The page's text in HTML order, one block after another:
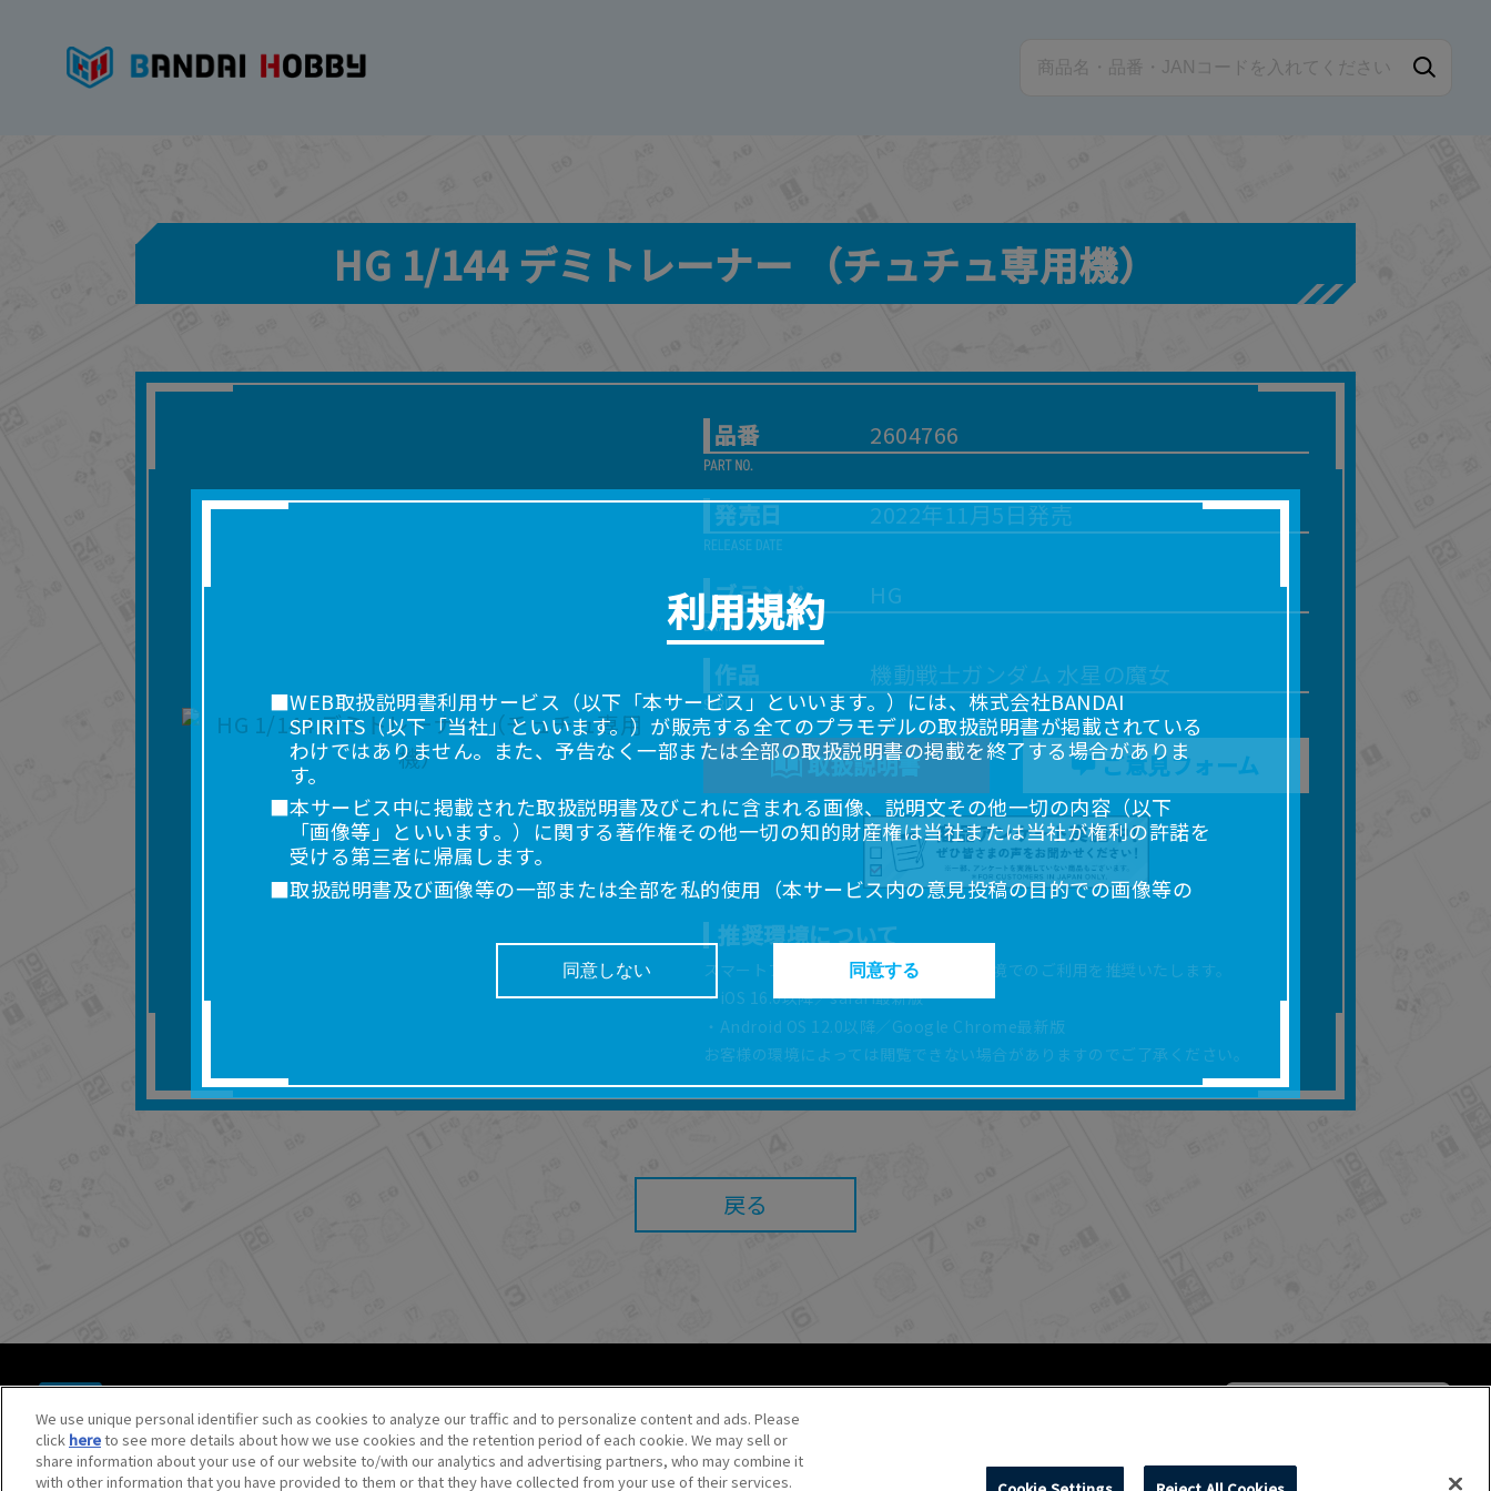
HG 1/144 デミトレーナー （チュチュ専用機）
品番 2604766
発売日 2022年11月5日発売
ブランド HG
作品 機動戦士ガンダム 水星の魔女
取扱説明書 ご意見フォーム
推奨環境について
スマートフォン、タブレットは以下の環境でのご利用を推奨いたします。
・iOS 16.0以降／safari最新版
・Android OS 12.0以降／Google Chrome最新版
お客様の環境によっては閲覧できない場合がありますのでご了承ください。
戻る
© BANDAI SPIRITS CO.,LTD. ALL RIGHTS RESERVED.
©創通・サンライズ ©創通・サンライズ・MBS
©SOTSU・SUNRISE ©SOTSU・SUNRISE・MBS
©Nintendo・Creatures・GAME FREAK・TV Tokyo・ShoPro・JR Kikaku ©Pokémon
©Pokémon. ©Nintendo/Creatures Inc./GAME FREAK inc.
We use unique personal identifier such as cookies to analyze our traffic and to personalize content and ads. Please
click hereto see more details about how we use cookies and the retention period of each cookie. We may sell or
share information about your use of our website to/with our analytics and advertising partners, who may combine it
with other information that you have provided to them or that they have collected from your use of their services.
利用規約
■WEB取扱説明書利用サービス（以下「本サービス」といいます。）には、株式会社BANDAI
SPIRITS（以下「当社」といいます。）が販売する全てのプラモデルの取扱説明書が掲載されている
わけではありません。また、予告なく一部または全部の取扱説明書の掲載を終了する場合がありま
す。
■本サービス中に掲載された取扱説明書及びこれに含まれる画像、説明文その他一切の内容（以下
「画像等」といいます。）に関する著作権その他一切の知的財産権は当社または当社が権利の許諾を
受ける第三者に帰属します。
■取扱説明書及び画像等の一部または全部を私的使用（本サービス内の意見投稿の目的での画像等の
れに限りません。）することは禁止いたします。
■掲載している取扱説明書は、お客様が購入された商品に同梱されたものと異なる場合があります。
■対象商品仕様の変更などにより、取扱説明書の内容は予告なく変更される場合があります。
■当社は、取扱説明書の正確性確保に努めておりますが、取扱説明書の完全性を保証するものではあ
■お客様のご利用環境によっては、本サービスをご利用いただけない場合があります。
器、ネットワークへの障害（コンピューターウィルスに起因する障害を含みます。）等が生じたとし
■当社は、本サービスの内容・条件を予告なく変更または停止することがあります。また当社は、本
同意しない 同意する